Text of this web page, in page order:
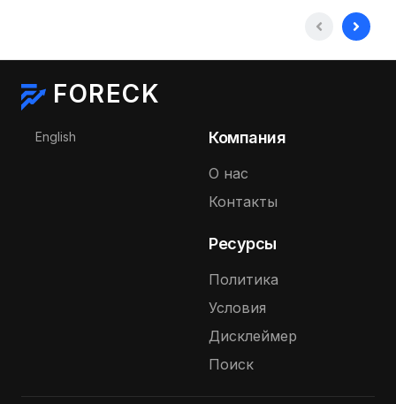
FORECK
Выберите язык
English Компания
О нас
Контакты
Ресурсы
Политика
Условия
Дисклеймер
Поиск